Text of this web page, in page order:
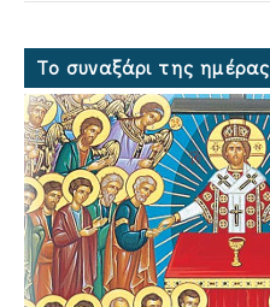
Το συναξάρι της ημέρας